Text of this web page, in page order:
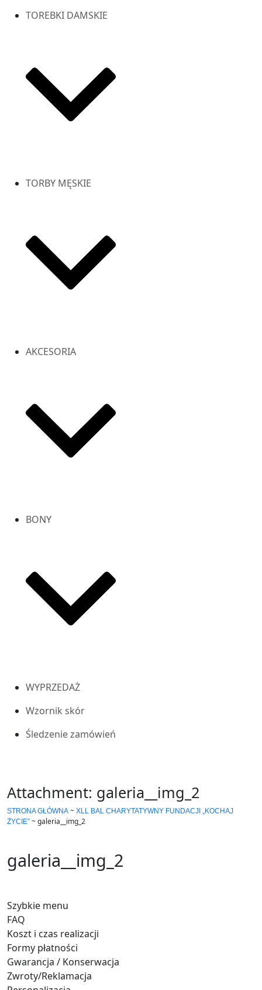
TOREBKI DAMSKIE
TORBY MĘSKIE
AKCESORIA
BONY
WYPRZEDAŻ
Wzornik skór
Śledzenie zamówień
Attachment: galeria__img_2
STRONA GŁÓWNA ~ XLL BAL CHARYTATYWNY FUNDACJI „KOCHAJ
ŻYCIE” ~galeria__img_2
galeria__img_2
Szybkie menu
FAQ
Koszt i czas realizacji
Formy płatności
Gwarancja / Konserwacja
Zwroty/Reklamacja